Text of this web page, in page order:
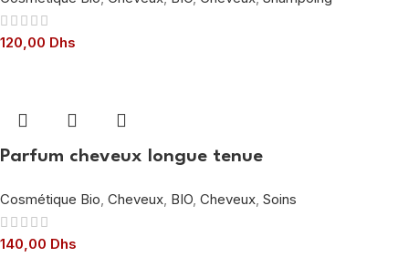
120,00 Dhs
Parfum cheveux longue tenue
Cosmétique Bio Cheveux BIO Cheveux Soins
140,00 Dhs